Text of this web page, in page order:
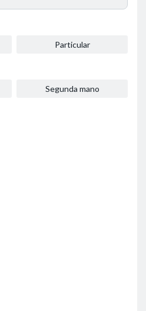
Particular
Segunda mano